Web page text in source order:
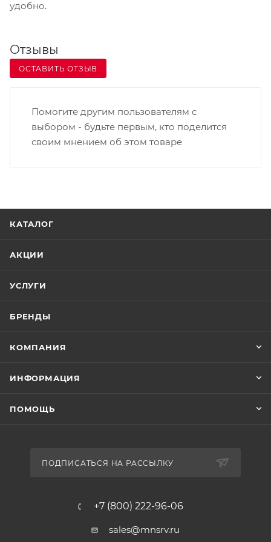
Поддержка программных инструментов С++ и .Net.
защитная плёнка для экрана, CD диск с ПО.
удобно.
Отзывы
ОСТАВИТЬ ОТЗЫВ
Помогите другим пользователям с
выбором - будьте первым, кто поделится
своим мнением об этом товаре
КАТАЛОГ
АКЦИИ
УСЛУГИ
БРЕНДЫ
КОМПАНИЯ
ИНФОРМАЦИЯ
ПОМОЩЬ
ПОДПИСАТЬСЯ НА РАССЫЛКУ
+7 (800) 222-96-06
sales@mnsrv.ru